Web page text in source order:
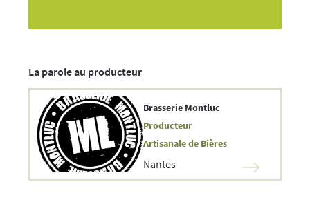
La parole au producteur
Brasserie Montluc
Producteur
Artisanale de Bières
Nantes